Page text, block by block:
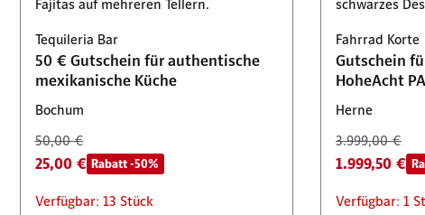
Tequileria Bar
50 € Gutschein für authentische
mexikanische Küche
Bochum
50,00 €
25,00 € Rabatt -50%
Verfügbar: 13 Stück
Fahrrad Korte
Gutschein
HoheAcht
Herne
3.999,00 €
1.999,50 €
Verfügbar: 1